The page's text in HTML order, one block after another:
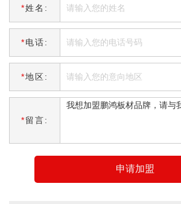
*姓名:
*电话:
*地区:
*留言:
申请加盟